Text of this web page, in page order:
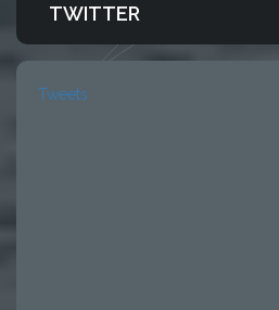
TWITTER
Tweets